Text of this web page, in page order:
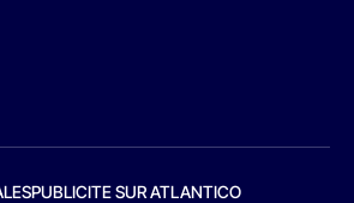
PUBLICITE SUR ATLANTICO